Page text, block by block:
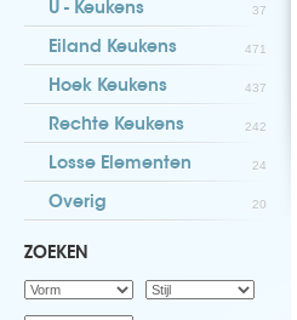
U - Keukens 37
Eiland Keukens 471
Hoek Keukens 437
Rechte Keukens 242
Losse Elementen 24
Overig 20
ZOEKEN